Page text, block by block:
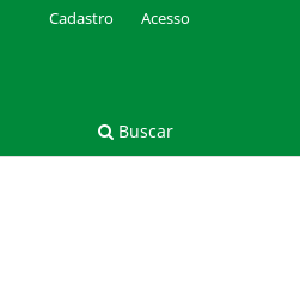
Buscar
Cadastro Acesso